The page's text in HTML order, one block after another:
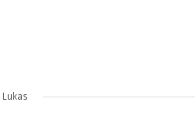
Lukas